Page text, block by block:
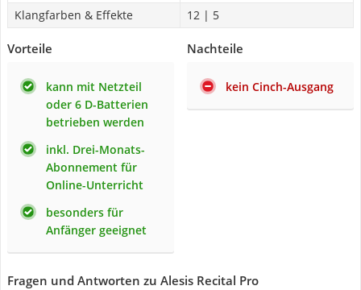
Klangfarben & Effekte
12 | 5
Vorteile
kann mit Netzteil
oder 6 D-Batterien
betrieben werden
inkl. Drei-Monats-
Abonnement für
Online-Unterricht
besonders für
Anfänger geeignet
Nachteile
kein Cinch-Ausgang
Fragen und Antworten zu Alesis Recital Pro